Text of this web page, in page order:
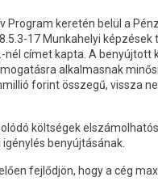
keretén belül a
17 Munkahelyi képzések
nél címet kapta. A benyújtott
alkalmasnak
forint összegű, vissza
költségek
benyújtásának.
fejlődjön, hogy a cég